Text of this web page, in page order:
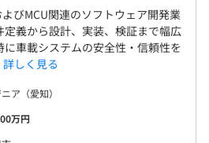
びMCU関連のソフトウェア開発業
定義から設計、実装、検証まで幅広
に車載システムの安全性・信頼性を
詳しく見る
ア（愛知）
万円